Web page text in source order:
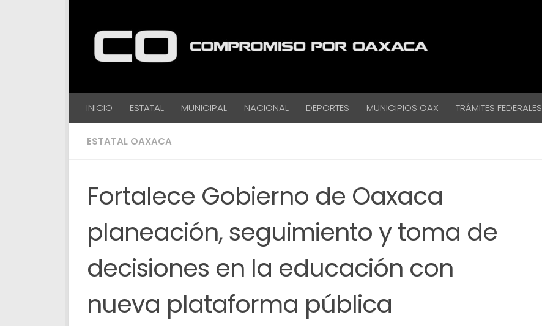
INICIO ESTATAL MUNICIPAL NACIONAL DEPORTES MUNICIPIOS OAX TRÁMITES FEDERALES
ESTATAL OAXACA
Fortalece Gobierno de Oaxaca
planeación, seguimiento y toma de
decisiones en la educación con
nueva plataforma pública